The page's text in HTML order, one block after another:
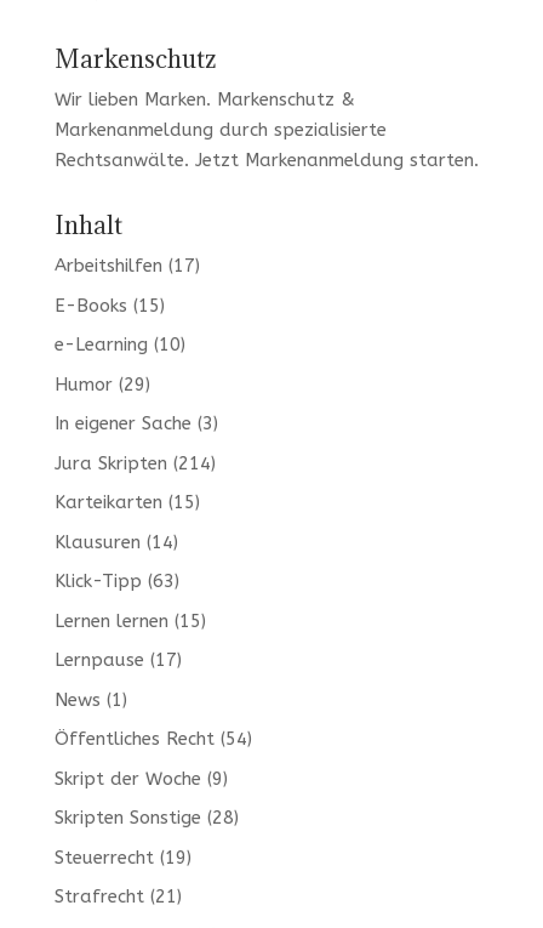
Markenschutz
Wir lieben Marken. Markenschutz &
Markenanmeldung durch spezialisierte
Rechtsanwälte. Jetzt Markenanmeldung starten.
Inhalt
Arbeitshilfen (17)
E-Books (15)
e-Learning (10)
Humor(29)
In eigener Sache (3)
Jura Skripten (214)
Karteikarten (15)
Klausuren (14)
Klick-Tipp (63)
Lernen lernen (15)
Lernpause (17)
News (1)
Öffentliches Recht(54)
Skript der Woche (9)
Skripten Sonstige (28)
Steuerrecht(19)
Strafrecht(21)